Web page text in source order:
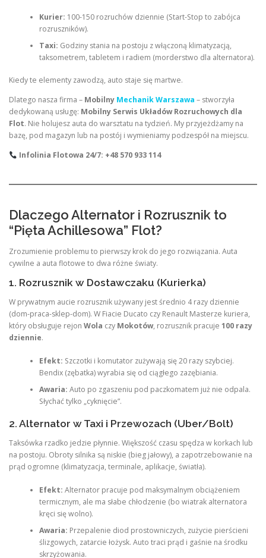
Kurier: 100-150 rozruchów dziennie (Start-Stop to zabójca
rozruszników).
Taxi: Godziny stania na postoju z włączoną klimatyzacją,
taksometrem, tabletem i radiem (morderstwo dla alternatora).
Kiedy te elementy zawodzą, auto staje się martwe.
Dlatego nasza firma – Mobilny Mechanik Warszawa – stworzyła
dedykowaną usługę: Mobilny Serwis Układów Rozruchowych dla
Flot. Nie holujesz auta do warsztatu na tydzień. My przyjeżdżamy na
bazę, pod magazyn lub na postój i wymieniamy podzespół na miejscu.
Infolinia Flotowa 24/7: +48 570 933 114
Dlaczego Alternator i Rozrusznik to
“Pięta Achillesowa” Flot?
Zrozumienie problemu to pierwszy krok do jego rozwiązania. Auta
cywilne a auta flotowe to dwa różne światy.
1. Rozrusznik w Dostawczaku (Kurierka)
W prywatnym aucie rozrusznik używany jest średnio 4 razy dziennie
(dom-praca-sklep-dom). W Fiacie Ducato czy Renault Masterze kuriera,
który obsługuje rejon Wola czy Mokotów, rozrusznik pracuje 100 razy
dziennie.
Efekt: Szczotki i komutator zużywają się 20 razy szybciej.
Bendix (zębatka) wyrabia się od ciągłego zazębiania.
Awaria: Auto po zgaszeniu pod paczkomatem już nie odpala.
Słychać tylko „cyknięcie”.
2. Alternator w Taxi i Przewozach (Uber/Bolt)
Taksówka rzadko jedzie płynnie. Większość czasu spędza w korkach lub
na postoju. Obroty silnika są niskie (bieg jałowy), a zapotrzebowanie na
prąd ogromne (klimatyzacja, terminale, aplikacje, światła).
Efekt: Alternator pracuje pod maksymalnym obciążeniem
termicznym, ale ma słabe chłodzenie (bo wiatrak alternatora
kręci się wolno).
Awaria: Przepalenie diod prostowniczych, zużycie pierścieni
ślizgowych, zatarcie łożysk. Auto traci prąd i gaśnie na środku
skrzyżowania.